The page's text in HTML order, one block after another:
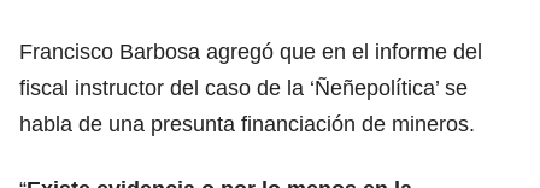
Francisco Barbosa agregó que en el informe del
fiscal instructor del caso de la ‘Ñeñepolítica’ se
habla de una presunta financiación de mineros.